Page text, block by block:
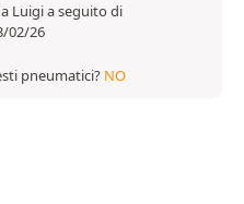
Luigi a seguito di
02/26
pneumatici? NO